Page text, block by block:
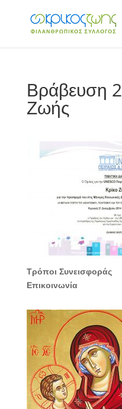
Βράβευση
Ζωής
Τρόποι Συνεισφοράς
Επικοινωνία